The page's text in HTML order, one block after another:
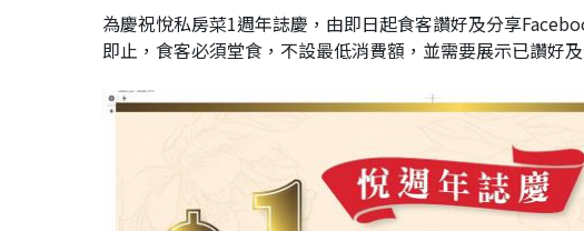
為慶祝悅私房菜1週年誌慶，由即日起食客讚好及分享
即止，食客必須堂食，不設最低消費額，並需要展示已讚好